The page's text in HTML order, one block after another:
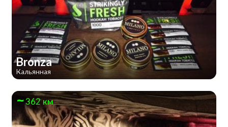
Bronza
Кальянная
362 км